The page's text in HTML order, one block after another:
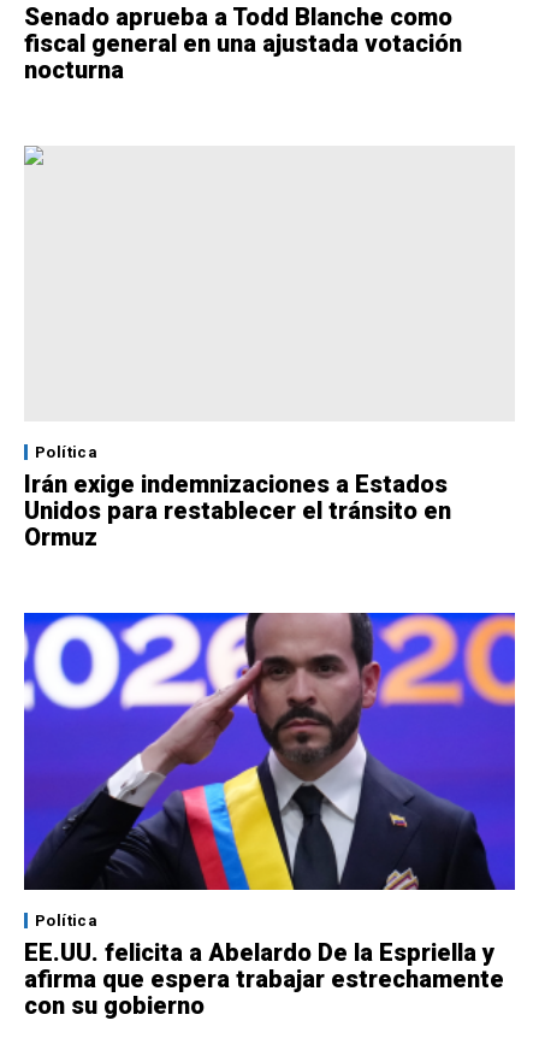
Senado aprueba a Todd Blanche como
fiscal general en una ajustada votación
nocturna
Política
Irán exige indemnizaciones a Estados
Unidos para restablecer el tránsito en
Ormuz
Política
EE.UU. felicita a Abelardo De la Espriella y
afirma que espera trabajar estrechamente
con su gobierno